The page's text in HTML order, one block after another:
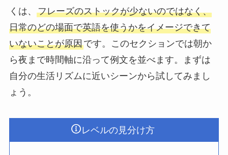
くは、 フレーズのストックが少ないのではなく、
日常のどの場面で英語を使うかをイメージできて
いないことが原因です。このセクションでは朝か
ら夜まで時間軸に沿って例文を並べます。まずは
自分の生活リズムに近いシーンから試してみまし
ょう。
レベルの見分け方